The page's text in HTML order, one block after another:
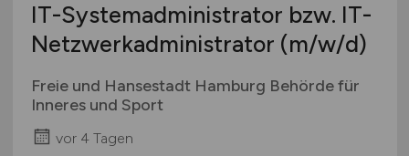
IT-Systemadministrator bzw. IT-
Netzwerkadministrator (m/w/d)
Freie und Hansestadt Hamburg Behörde für
Inneres und Sport
vor 4 Tagen